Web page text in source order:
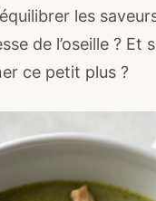
les
de l’oseille ? Et
ce petit plus ?